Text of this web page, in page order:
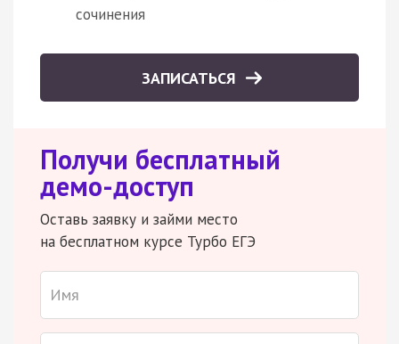
сочинения
ЗАПИСАТЬСЯ
Получи бесплатный
демо-доступ
Оставь заявку и займи место
на бесплатном курсе Турбо ЕГЭ